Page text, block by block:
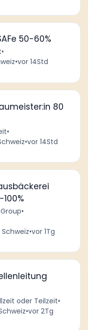
50-60%
•
•vor 14Std
80
•
•vor 14Std
•
Schweiz•vor 1Tg
oder Teilzeit•
•vor 2Tg